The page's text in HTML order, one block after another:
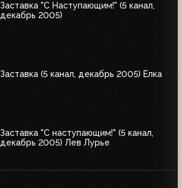
Заставка "С Наступающим!" (5 канал,
декабрь 2005)
Заставка (5 канал, декабрь 2005) Ёлка
Заставка "С наступающим!" (5 канал,
декабрь 2005) Лев Лурье